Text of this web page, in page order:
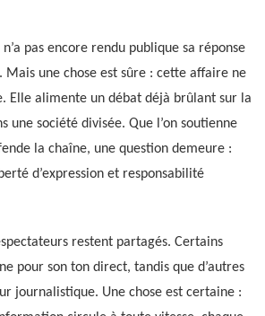
n’a pas encore rendu publique sa réponse
Mais une chose est sûre : cette affaire ne
Elle alimente un débat déjà brûlant sur la
une société divisée. Que l’on soutienne
la chaîne, une question demeure :
d’expression et responsabilité
restent partagés. Certains
pour son ton direct, tandis que d’autres
journalistique. Une chose est certaine :